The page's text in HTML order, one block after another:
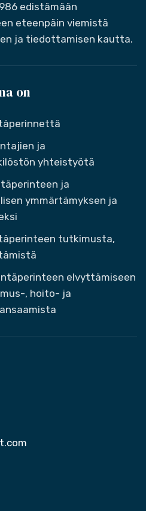
edistämään
eteenpäin viemistä
ja tiedottamisen kautta.
on
ja
yhteistyötä
ja
ymmärtämyksen ja
tutkimusta,
elvyttämiseen
, hoito- ja